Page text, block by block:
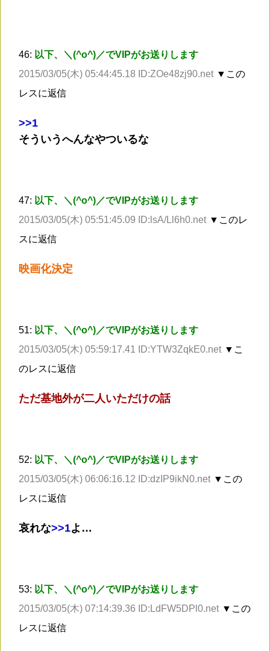
46: 以下、＼(^o^)／でVIPがお送りします
2015/03/05(木) 05:44:45.18 ID:ZOe48zj90.net ▼この
レスに返信
>>1
そういうへんなやついるな
47: 以下、＼(^o^)／でVIPがお送りします
2015/03/05(木) 05:51:45.09 ID:lsA/Ll6h0.net ▼このレ
スに返信
映画化決定
51: 以下、＼(^o^)／でVIPがお送りします
2015/03/05(木) 05:59:17.41 ID:YTW3ZqkE0.net ▼こ
のレスに返信
ただ基地外が二人いただけの話
52: 以下、＼(^o^)／でVIPがお送りします
2015/03/05(木) 06:06:16.12 ID:dzIP9ikN0.net ▼この
レスに返信
哀れな>>1よ…
53: 以下、＼(^o^)／でVIPがお送りします
2015/03/05(木) 07:14:39.36 ID:LdFW5DPl0.net ▼この
レスに返信